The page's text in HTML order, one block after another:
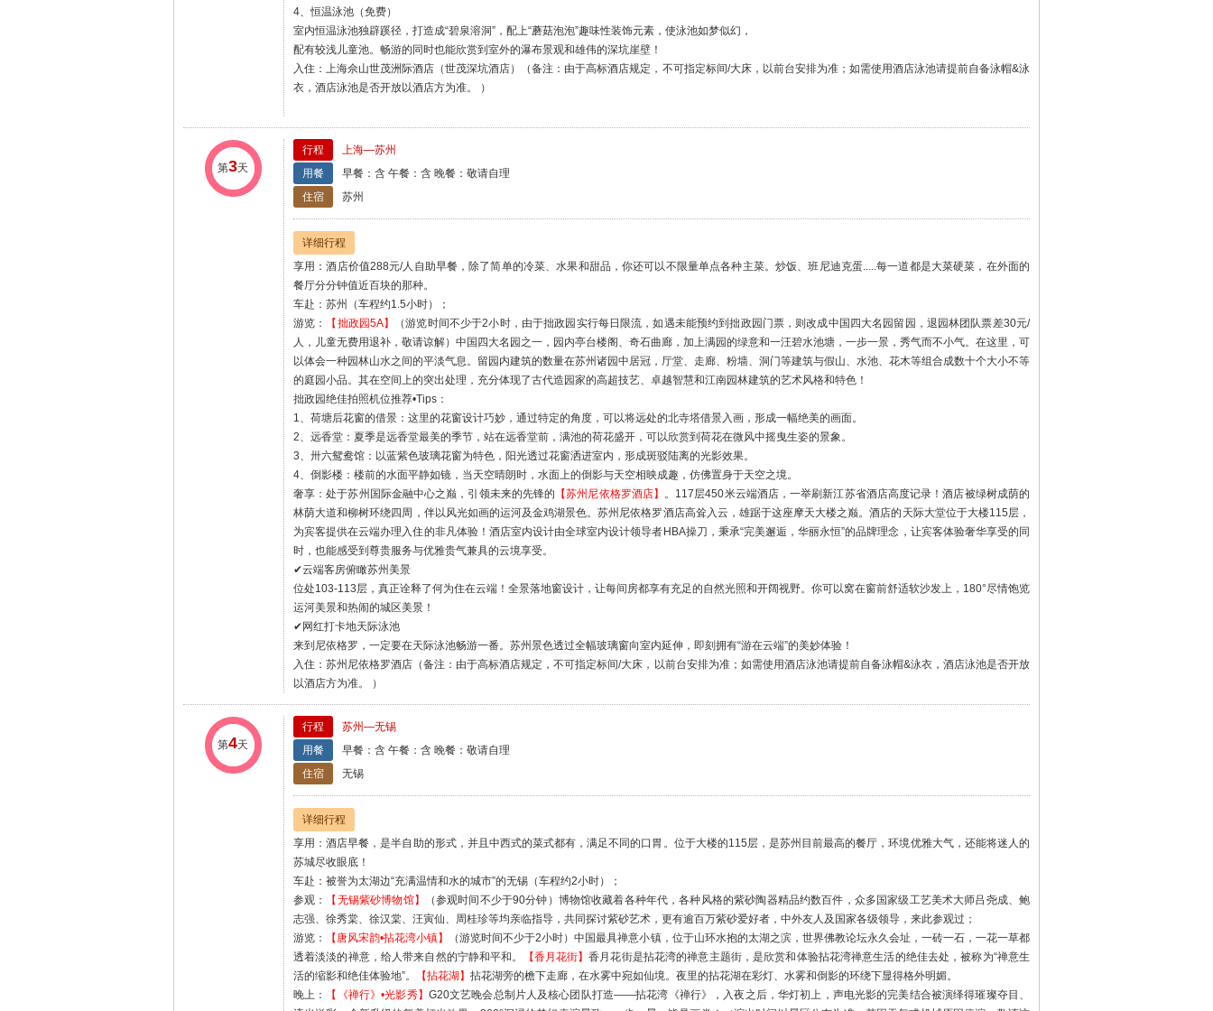
4、恒温泳池（免费）
室内恒温泳池独辟蹊径，打造成“碧泉溶洞”，配上“蘑菇泡泡”趣味性装饰元素，使泳池如梦似幻，
配有较浅儿童池。畅游的同时也能欣赏到室外的瀑布景观和雄伟的深坑崖壁！
入住：上海佘山世茂洲际酒店（世茂深坑酒店）（备注：由于高标酒店规定，不可指定标间/大床，以前台安排为准；如需使用酒店泳池请提前自备泳帽&泳
衣，酒店泳池是否开放以酒店方为准。 ）
第3天
行程
上海—苏州
用餐
早餐：含 午餐：含 晚餐：敬请自理
住宿
苏州
详细行程
享用：酒店价值288元/人自助早餐，除了简单的冷菜、水果和甜品，你还可以不限量单点各种主菜。炒饭、班尼迪克蛋.....每一道都是大菜硬菜，在外面的
餐厅分分钟值近百块的那种。
车赴：苏州（车程约1.5小时）；
游览：
【拙政园5A】
（游览时间不少于2小时，由于拙政园实行每日限流，如遇未能预约到拙政园门票，则改成中国四大名园留园，退园林团队票差30元/
人，儿童无费用退补，敬请谅解）中国四大名园之一，园内亭台楼阁、奇石曲廊，加上满园的绿意和一汪碧水池塘，一步一景，秀气而不小气。在这里，可
以体会一种园林山水之间的平淡气息。留园内建筑的数量在苏州诸园中居冠，厅堂、走廊、粉墙、洞门等建筑与假山、水池、花木等组合成数十个大小不等
的庭园小品。其在空间上的突出处理，充分体现了古代造园家的高超技艺、卓越智慧和江南园林建筑的艺术风格和特色！
拙政园绝佳拍照机位推荐•Tips：
1、荷塘后花窗的借景：这里的花窗设计巧妙，通过特定的角度，可以将远处的北寺塔借景入画，形成一幅绝美的画面。
2、远香堂：夏季是远香堂最美的季节，站在远香堂前，满池的荷花盛开，可以欣赏到荷花在微风中摇曳生姿的景象。
3、卅六鸳鸯馆：以蓝紫色玻璃花窗为特色，阳光透过花窗洒进室内，形成斑驳陆离的光影效果。
4、倒影楼：楼前的水面平静如镜，当天空晴朗时，水面上的倒影与天空相映成趣，仿佛置身于天空之境。
奢享：处于苏州国际金融中心之巅，引领未来的先锋的 【苏州尼依格罗酒店】 。117层450米云端酒店，一举刷新江苏省酒店高度记录！酒店被绿树成荫的
林荫大道和柳树环绕四周，伴以风光如画的运河及金鸡湖景色。苏州尼依格罗酒店高耸入云，雄踞于这座摩天大楼之巅。酒店的天际大堂位于大楼115层，
为宾客提供在云端办理入住的非凡体验！酒店室内设计由全球室内设计领导者HBA操刀，秉承“完美邂逅，华丽永恒”的品牌理念，让宾客体验奢华享受的同
时，也能感受到尊贵服务与优雅贵气兼具的云境享受。
✔云端客房俯瞰苏州美景
位处103-113层，真正诠释了何为住在云端！全景落地窗设计，让每间房都享有充足的自然光照和开阔视野。你可以窝在窗前舒适软沙发上，180°尽情饱览
运河美景和热闹的城区美景！
✔网红打卡地天际泳池
来到尼依格罗，一定要在天际泳池畅游一番。苏州景色透过全幅玻璃窗向室内延伸，即刻拥有“游在云端”的美妙体验！
入住：苏州尼依格罗酒店（备注：由于高标酒店规定，不可指定标间/大床，以前台安排为准；如需使用酒店泳池请提前自备泳帽&泳衣，酒店泳池是否开放
以酒店方为准。 ）
第4天
行程
苏州—无锡
用餐
早餐：含 午餐：含 晚餐：敬请自理
住宿
无锡
详细行程
享用：酒店早餐，是半自助的形式，并且中西式的菜式都有，满足不同的口胃。位于大楼的115层，是苏州目前最高的餐厅，环境优雅大气，还能将迷人的
苏城尽收眼底！
车赴：被誉为太湖边“充满温情和水的城市”的无锡（车程约2小时）；
参观：
【无锡紫砂博物馆】
（参观时间不少于90分钟）博物馆收藏着各种年代，各种风格的紫砂陶器精品约数百件，众多国家级工艺美术大师吕尧成、鲍
志强、徐秀棠、徐汉棠、汪寅仙、周桂珍等均亲临指导，共同探讨紫砂艺术，更有逾百万紫砂爱好者，中外友人及国家各级领导，来此参观过；
游览：
【唐风宋韵•拈花湾小镇】
（游览时间不少于2小时）中国最具禅意小镇，位于山环水抱的太湖之滨，世界佛教论坛永久会址，一砖一石，一花一草都
透着淡淡的禅意，给人带来自然的宁静和平和。
【香月花街】香月花街是拈花湾的禅意主题街，是欣赏和体验拈花湾禅意生活的绝佳去处，被称为“禅意生
活的缩影和绝佳体验地”。
【拈花湖】 拈花湖旁的檐下走廊，在水雾中宛如仙境。夜里的拈花湖在彩灯、水雾和倒影的环绕下显得格外明媚。
晚上：
【《禅行》•光影秀】 G20文艺晚会总制片人及核心团队打造——拈花湾《禅行》，入夜之后，华灯初上，声电光影的完美结合被演绎得璀璨夺目、